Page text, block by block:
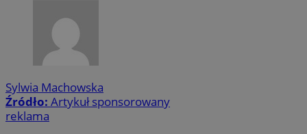
Sylwia Machowska
Źródło: Artykuł sponsorowany
reklama